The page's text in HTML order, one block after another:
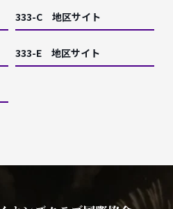
333-C 地区サイト
333-E 地区サイト